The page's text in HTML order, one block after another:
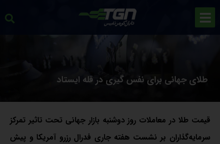
طلای جهانی برای نفس گیری در قله ایستاد
قیمت طلا در معاملات روز دوشنبه بازار جهانی تحت تاثیر تمرکز
سرمایه‌گذاران بر نشست هفته جاری فدرال رزرو آمریکا و پیش